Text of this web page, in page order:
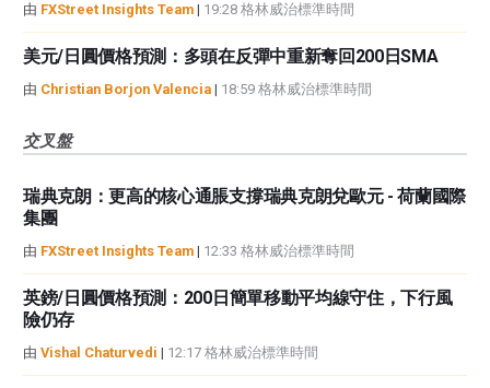
由 FXStreet Insights Team | 19:28 格林威治標準時間
美元/日圓價格預測：多頭在反彈中重新奪回200日SMA
由 Christian Borjon Valencia | 18:59 格林威治標準時間
交叉盤
瑞典克朗：更高的核心通脹支撐瑞典克朗兌歐元 - 荷蘭國際
集團
由 FXStreet Insights Team | 12:33 格林威治標準時間
英鎊/日圓價格預測：200日簡單移動平均線守住，下行風
險仍存
由 Vishal Chaturvedi | 12:17 格林威治標準時間